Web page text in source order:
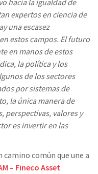
hacia la igualdad de
expertos en ciencia de
una escasez
estos campos. El futuro
en manos de estos
la política y los
de los sectores
por sistemas de
la única manera de
perspectivas, valores y
es invertir en las
camino común que une a
– Fineco Asset